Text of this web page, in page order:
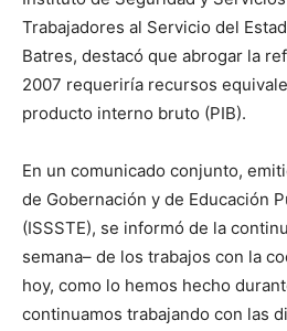
Trabajadores al Servicio del
Batres, destacó que abrogar la
2007 requeriría recursos
producto interno bruto (PIB).
En un comunicado conjunto,
de Gobernación y de Educación
(ISSSTE), se informó de la
semana– de los trabajos con la
hoy, como lo hemos hecho
continuamos trabajando con las